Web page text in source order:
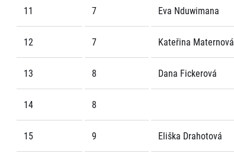
11 7 Eva Nduwimana
12 7 Kateřina Maternová
13 8 Dana Fickerová
14 8
15 9 Eliška Drahotová